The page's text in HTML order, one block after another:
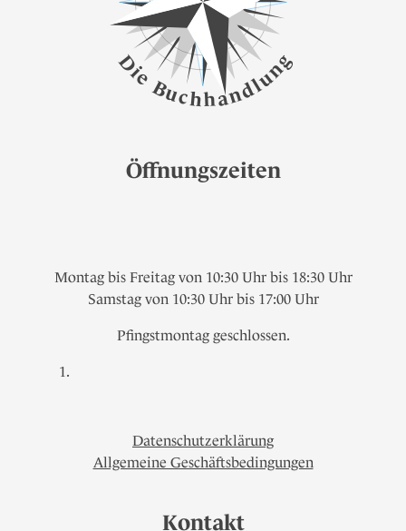
D
i
eBuchhandl
un
g
Öffnungszeiten
Montag bis Freitag von 10:30 Uhr bis 18:30 Uhr
Samstag von 10:30 Uhr bis 17:00 Uhr
Pfingstmontag geschlossen.
Datenschutzerklärung
Allgemeine Geschäftsbedingungen
Kontakt